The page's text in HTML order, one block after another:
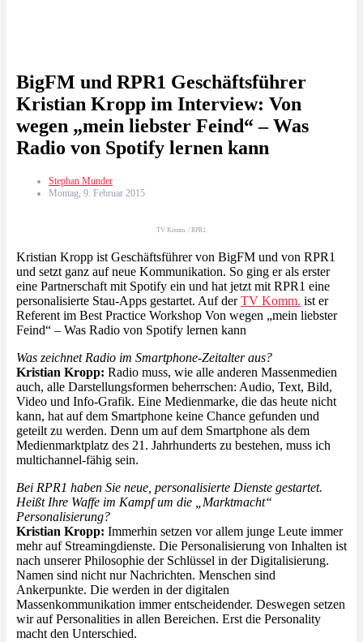
BigFM und RPR1 Geschäftsführer
Kristian Kropp im Interview: Von
wegen „mein liebster Feind“ – Was
Radio von Spotify lernen kann
Stephan Munder
Montag, 9. Februar 2015
TV Komm. / RPR1.
Kristian Kropp ist Geschäftsführer von BigFM und von RPR1
und setzt ganz auf neue Kommunikation. So ging er als erster
eine Partnerschaft mit Spotify ein und hat jetzt mit RPR1 eine
personalisierte Stau-Apps gestartet. Auf derTV Komm. ist er
Referent im Best Practice Workshop Von wegen „mein liebster
Feind“ – Was Radio von Spotify lernen kann
Was zeichnet Radio im Smartphone-Zeitalter aus?
Kristian Kropp: Radio muss, wie alle anderen Massenmedien
auch, alle Darstellungsformen beherrschen: Audio, Text, Bild,
Video und Info-Grafik. Eine Medienmarke, die das heute nicht
kann, hat auf dem Smartphone keine Chance gefunden und
geteilt zu werden. Denn um auf dem Smartphone als dem
Medienmarktplatz des 21. Jahrhunderts zu bestehen, muss ich
multichannel-fähig sein.
Bei RPR1 haben Sie neue, personalisierte Dienste gestartet.
Heißt Ihre Waffe im Kampf um die „Marktmacht“
Personalisierung?
Kristian Kropp: Immerhin setzen vor allem junge Leute immer
mehr auf Streamingdienste. Die Personalisierung von Inhalten ist
nach unserer Philosophie der Schlüssel in der Digitalisierung.
Namen sind nicht nur Nachrichten. Menschen sind
Ankerpunkte. Die werden in der digitalen
Massenkommunikation immer entscheidender. Deswegen setzen
wir auf Personalities in allen Bereichen. Erst die Personality
macht den Unterschied.